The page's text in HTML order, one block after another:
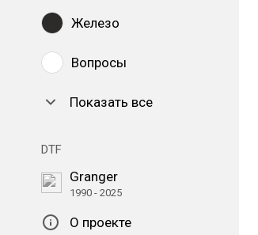
Железо
Вопросы
Показать все
DTF
Granger
1990 - 2025
О проекте